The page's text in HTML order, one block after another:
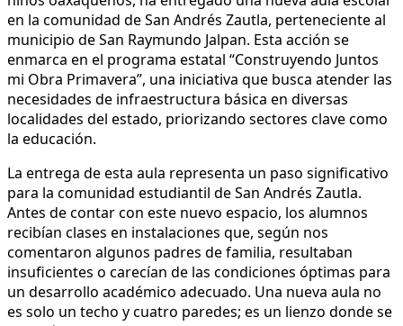
en la comunidad de San Andrés Zautla, perteneciente al
municipio de San Raymundo Jalpan. Esta acción se
enmarca en el programa estatal “Construyendo Juntos
mi Obra Primavera”, una iniciativa que busca atender las
necesidades de infraestructura básica en diversas
localidades del estado, priorizando sectores clave como
la educación.
La entrega de esta aula representa un paso significativo
para la comunidad estudiantil de San Andrés Zautla.
Antes de contar con este nuevo espacio, los alumnos
recibían clases en instalaciones que, según nos
comentaron algunos padres de familia, resultaban
insuficientes o carecían de las condiciones óptimas para
un desarrollo académico adecuado. Una nueva aula no
es solo un techo y cuatro paredes; es un lienzo donde se